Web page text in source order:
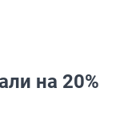
на 20%